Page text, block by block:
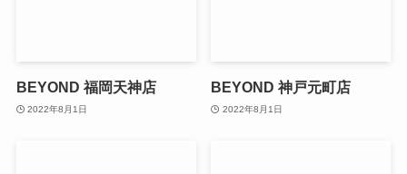
BEYOND 福岡天神店
2022年8月1日
BEYOND 神戸元町店
2022年8月1日